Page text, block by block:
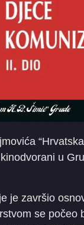
u
je završio
se počeo